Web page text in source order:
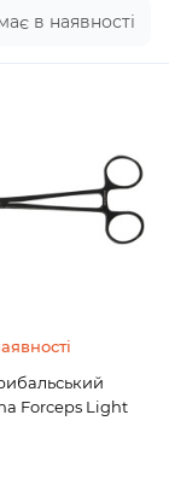
в наявності
Forceps Light